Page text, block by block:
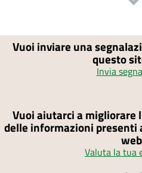
Vuoi inviare una
questo
Invia
Vuoi aiutarci a migliorare
delle informazioni
Valuta la tua